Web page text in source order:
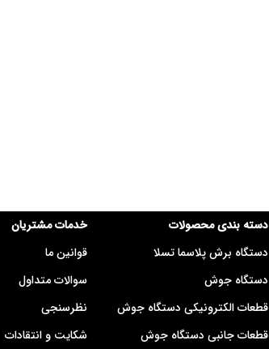
دسته بندی محصولات
دستگاه برش پلاسما تسلا
دستگاه جوش
قطعات الکترونیکی دستگاه جوش
قطعات جانبی دستگاه جوش
خدمات مشتریان
قوانین ما
سوالات متداول
نظرسنجی
شکایت و انتقادات